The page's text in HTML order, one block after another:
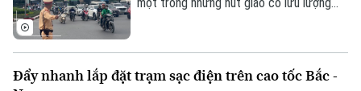
Âm nhạc
thông tin chi tiết về tình hình và công tác
Đẩy nhanh lắp đặt trạm sạc điện trên cao tốc Bắc -